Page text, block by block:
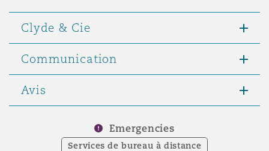
Clyde & Cie
Communication
Avis
Emergencies
Services de bureau à distance